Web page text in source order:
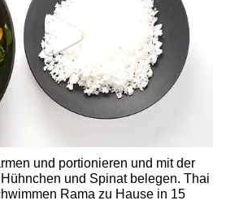
und portionieren und mit der
und Spinat belegen. Thai
Rama zu Hause in 15